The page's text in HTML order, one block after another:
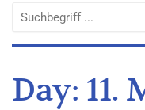
Day: 11.